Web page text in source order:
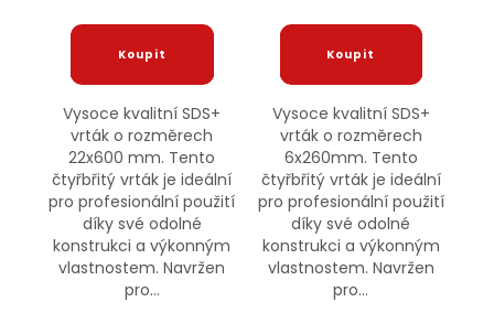
Vysoce kvalitní SDS+
vrták o rozměrech
22x600 mm. Tento
čtyřbřitý vrták je ideální
pro profesionální použití
díky své odolné
konstrukci a výkonným
vlastnostem. Navržen
pro...
Vysoce kvalitní SDS+
vrták o rozměrech
6x260mm. Tento
čtyřbřitý vrták je ideální
pro profesionální použití
díky své odolné
konstrukci a výkonným
vlastnostem. Navržen
pro...